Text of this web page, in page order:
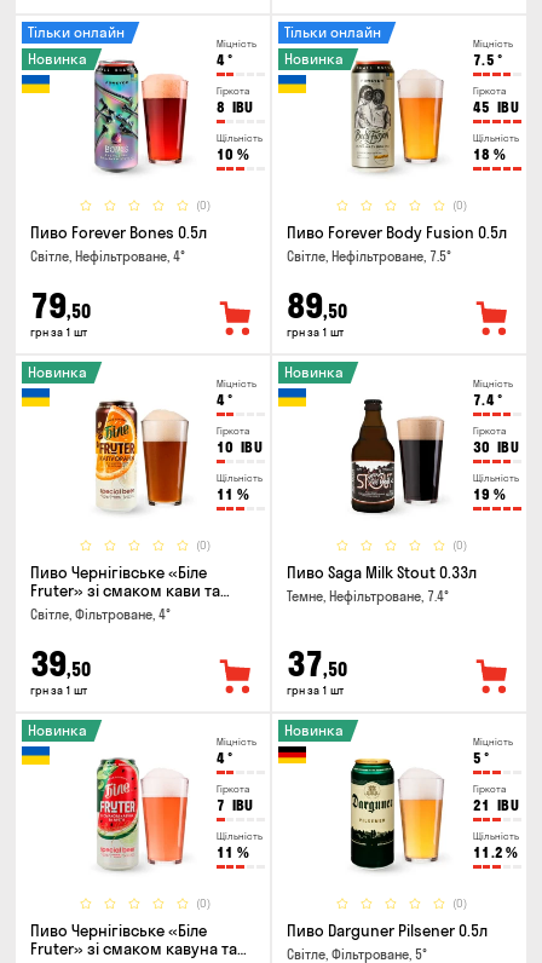
Міцність
4°
Гіркота
8 IBU
Щільність
10 %
(0)
Тільки онлайн
Новинка
Пиво Forever Bones 0.5л
Світле, Нефільтроване, 4°
79,50
грн за 1 шт
Міцність
7.5 °
Гіркота
45 IBU
Щільність
18 %
(0)
Тільки онлайн
Новинка
Пиво Forever Body Fusion 0.5л
Світле, Нефільтроване, 7.5°
89,50
грн за 1 шт
Міцність
4°
Гіркота
10 IBU
Щільність
11 %
(0)
Новинка
Пиво Чернігівське «Біле
Fruter» зі смаком кави та
апельсину 0.5л
Світле, Фільтроване, 4°
39,50
грн за 1 шт
Міцність
7.4°
Гіркота
30 IBU
Щільність
19 %
(0)
Новинка
Пиво Saga Milk Stout 0.33л
Темне, Нефільтроване, 7.4°
37,50
грн за 1 шт
Міцність
4°
Гіркота
7 IBU
Щільність
11 %
(0)
Новинка
Пиво Чернігівське «Біле
Fruter» зі смаком кавуна та
Міцність
5 °
Гіркота
21 IBU
Щільність
11.2 %
(0)
Новинка
Пиво Darguner Pilsener 0.5л
Світле, Фільтроване, 5°